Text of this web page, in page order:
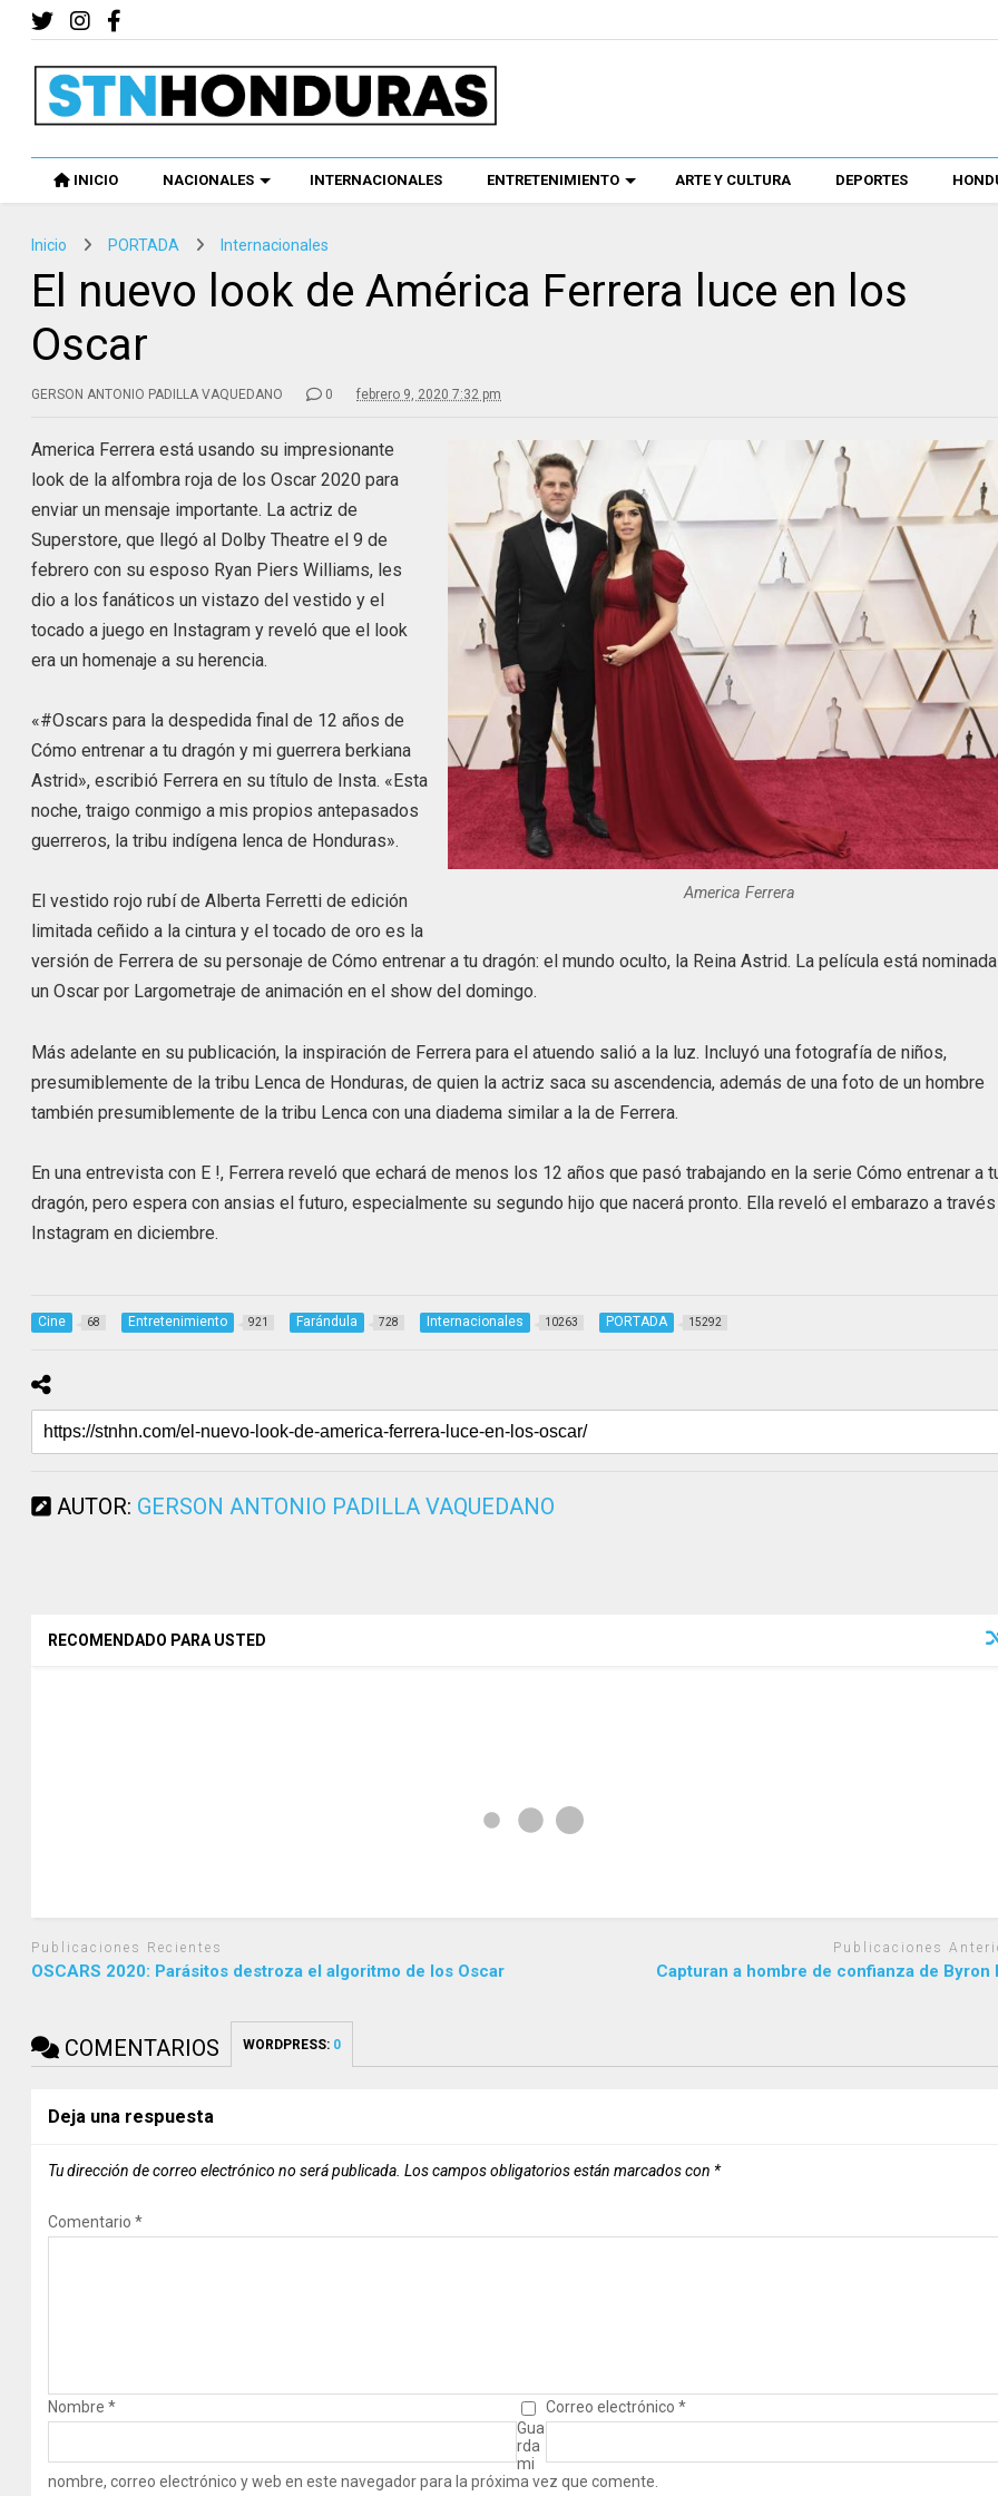
INICIO NACIONALES INTERNACIONALES ENTRETENIMIENTO ARTE Y CULTURA DEPORTES
Inicio PORTADA Internacionales
El nuevo look de América Ferrera luce en los
Oscar
GERSON ANTONIO PADILLA VAQUEDANO 0 febrero 9, 2020 7:32 pm
America Ferrera
America Ferrera está usando su impresionante
look de la alfombra roja de los Oscar 2020 para
enviar un mensaje importante. La actriz de
Superstore, que llegó al Dolby Theatre el 9 de
febrero con su esposo Ryan Piers Williams, les
dio a los fanáticos un vistazo del vestido y el
tocado a juego en Instagram y reveló que el look
era un homenaje a su herencia.
«#Oscars para la despedida final de 12 años de
Cómo entrenar a tu dragón y mi guerrera berkiana
Astrid», escribió Ferrera en su título de Insta. «Esta
noche, traigo conmigo a mis propios antepasados ​​
guerreros, la tribu indígena lenca de Honduras».
El vestido rojo rubí de Alberta Ferretti de edición
limitada ceñido a la cintura y el tocado de oro es la
versión de Ferrera de su personaje de Cómo entrenar a tu dragón: el mundo oculto, la Reina Astrid. La película está
un Oscar por Largometraje de animación en el show del domingo.
Más adelante en su publicación, la inspiración de Ferrera para el atuendo salió a la luz. Incluyó una fotografía de niños,
presumiblemente de la tribu Lenca de Honduras, de quien la actriz saca su ascendencia, además de una foto de un hombre
también presumiblemente de la tribu Lenca con una diadema similar a la de Ferrera.
En una entrevista con E !, Ferrera reveló que echará de menos los 12 años que pasó trabajando en la serie Cómo entrenar a
dragón, pero espera con ansias el futuro, especialmente su segundo hijo que nacerá pronto. Ella reveló el embarazo a
Instagram en diciembre.
Cine 68 Entretenimiento 921 Farándula 728 Internacionales 10263 PORTADA 15292
AUTOR: GERSON ANTONIO PADILLA VAQUEDANO
RECOMENDADO PARA USTED
Publicaciones Recientes
OSCARS 2020: Parásitos destroza el algoritmo de los Oscar
Publicaciones
Capturan a hombre de confianza de Byron
COMENTARIOS WORDPRESS: 0
Deja una respuesta
Tu dirección de correo electrónico no será publicada. Los campos obligatorios están marcados con *
Comentario*
Nombre* Correo electrónico *
Gua
rda
mi
nombre, correo electrónico y web en este navegador para la próxima vez que comente.